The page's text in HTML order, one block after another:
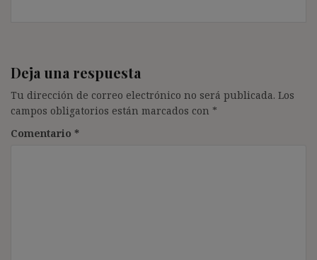
Deja una respuesta
Tu dirección de correo electrónico no será publicada. Los
campos obligatorios están marcados con *
Comentario *